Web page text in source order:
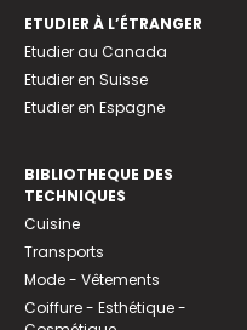
ETUDIER À L’ÉTRANGER
Etudier au Canada
Etudier en Suisse
Etudier en Espagne
BIBLIOTHEQUE DES
TECHNIQUES
Cuisine
Transports
Mode - Vêtements
Coiffure - Esthétique -